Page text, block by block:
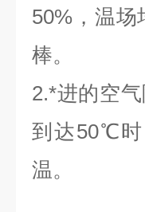
50%，温
棒。
2.*进的空
到达50℃时
温。